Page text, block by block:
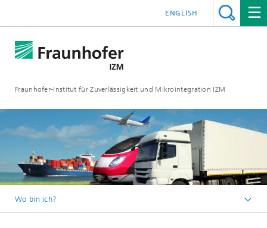
Fraunhofer-Institut für Zuverlässigkeit und Mikrointegration IZM
ENGLISH
Wo bin ich?